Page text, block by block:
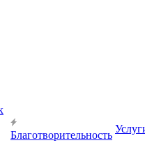
Благотворительность